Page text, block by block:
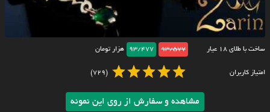
ساخت با طلای ۱۸ عیار 93/577
93/477 هزار تومان
امتیاز کاربران (729)
مشاهده و سفارش از روی این نمونه